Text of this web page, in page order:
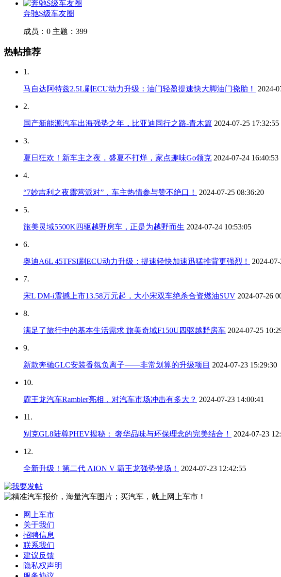
奔驰S级车友圈
成员：0 主题：399
热帖推荐
1.
马自达阿特兹2.5L刷ECU动力升级：油门轻盈提速快大脚油门挠胎！ 2024-
2.
国产新能源汽车出海强势之年，比亚迪同行之路-青木篇 2024-07-25 17:32:55
3.
夏日狂欢！新车主之夜，盛夏不打烊，家点趣味Go领克 2024-07-24 16:40:53
4.
“7妙吉利之夜露营派对”，车主热情参与赞不绝口！ 2024-07-25 08:36:20
5.
旅美灵域5500K四驱越野房车，正是为越野而生 2024-07-24 10:53:05
6.
奥迪A6L 45TFSI刷ECU动力升级：提速轻快加速迅猛推背更强烈！ 2024-
7.
宋L DM-i震撼上市13.58万元起，大小宋双车绝杀合资燃油SUV 2024-07-26
8.
满足了旅行中的基本生活需求 旅美奇域F150U四驱越野房车 2024-07-25
9.
新款奔驰GLC安装香氛负离子——非常划算的升级项目 2024-07-23 15:29:30
10.
霸王龙汽车Rambler亮相，对汽车市场冲击有多大？ 2024-07-23 14:00:41
11.
别克GL8陆尊PHEV揭秘： 奢华品味与环保理念的完美结合！ 2024-07-23
12.
全新升级！第二代 AION V 霸王龙强势登场！ 2024-07-23 12:42:55
网上车市
关于我们
招聘信息
联系我们
建议反馈
隐私权声明